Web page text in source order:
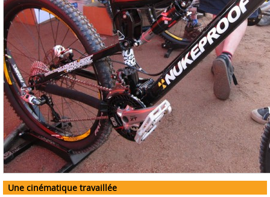
Une cinématique travaillée